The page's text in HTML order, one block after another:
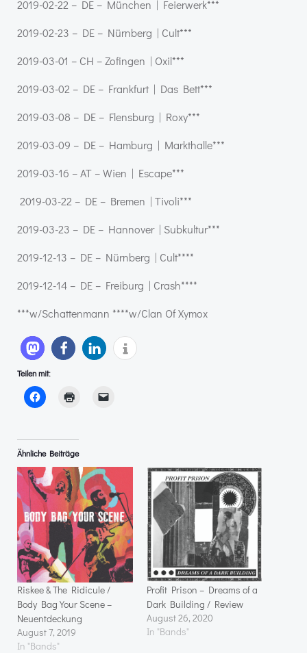
2019-02-22 – DE – München | Feierwerk***
2019-02-23 – DE – Nürnberg | Cult***
2019-03-01 – CH – Zofingen | Oxil***
2019-03-02 – DE – Frankfurt | Das Bett***
2019-03-08 – DE – Flensburg | Roxy***
2019-03-09 – DE – Hamburg | Markthalle***
2019-03-16 – AT – Wien | Escape***
2019-03-22 – DE – Bremen | Tivoli***
2019-03-23 – DE – Hannover | Subkultur***
2019-12-13 – DE – Nürnberg | Cult****
2019-12-14 – DE – Freiburg | Crash****
***w/Schattenmann ****w/Clan Of Xymox
Teilen mit:
Ähnliche Beiträge
Riskee & The Ridicule /
Body Bag Your Scene –
Neuentdeckung
August 7, 2019
In "Bands"
Profit Prison – Dreams of a
Dark Building / Review
August 26, 2020
In "Bands"